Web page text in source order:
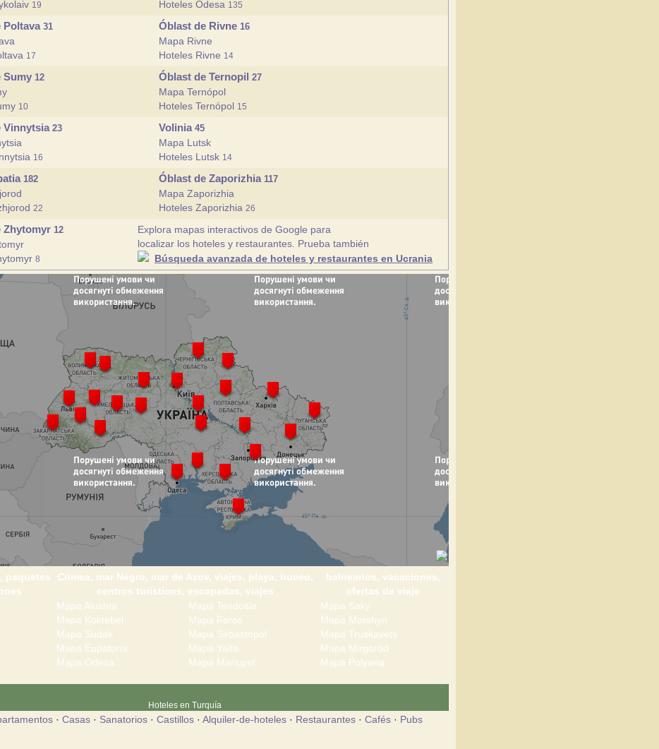
19
Hoteles Odesa 135
Poltava 31
17
Óblast de Rivne 16
Mapa Rivne
Hoteles Rivne 14
Sumy 12
10
Óblast de Ternopil 27
Mapa Ternópol
Hoteles Ternópol 15
Vinnytsia 23
16
Volinia 45
Mapa Lutsk
Hoteles Lutsk 14
182
22
Óblast de Zaporizhia 117
Mapa Zaporizhia
Hoteles Zaporizhia 26
Zhytomyr 12
8
Explora mapas interactivos de Google para
localizar los hoteles y restaurantes. Prueba también
Búsqueda avanzada de hoteles y restaurantes en Ucrania
paquetes
Crimea, mar Negro, mar de Azov, viajes, playa, buceo,
centros turísticos, escapadas, viajes
balnearios, vacaciones,
ofertas de viaje
Mapa Alushta
Mapa Koktebel
Mapa Sudak
Mapa Eupatoria
Mapa Odesa
Mapa Teodosia
Mapa Foros
Mapa Sebastopol
Mapa Yalta
Mapa Mariupol
Mapa Saky
Mapa Morshyn
Mapa Truskavets
Mapa Mirgorod
Mapa Polyana
Hoteles en Turquía
· Casas· Sanatorios· Castillos· Alquiler-de-hoteles· Restaurantes· Cafés· Pubs